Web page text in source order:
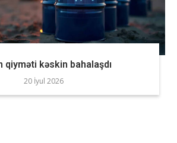
qiyməti kəskin bahalaşdı
20 İyul 2026